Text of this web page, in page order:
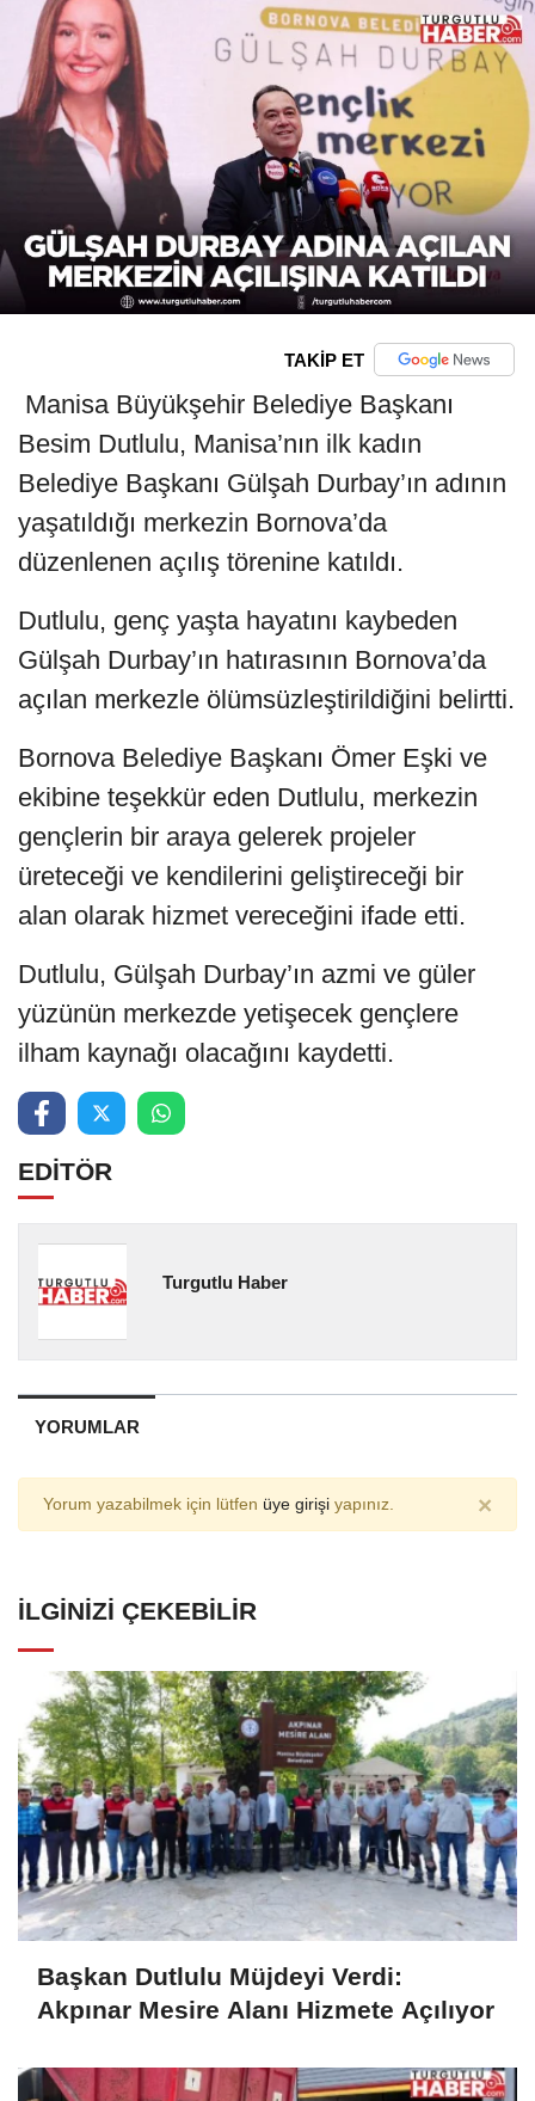
TAKİP ET
Manisa Büyükşehir Belediye Başkanı
Besim Dutlulu, Manisa’nın ilk kadın
Belediye Başkanı Gülşah Durbay’ın adının
yaşatıldığı merkezin Bornova’da
düzenlenen açılış törenine katıldı.
Dutlulu, genç yaşta hayatını kaybeden
Gülşah Durbay’ın hatırasının Bornova’da
açılan merkezle ölümsüzleştirildiğini belirtti.
Bornova Belediye Başkanı Ömer Eşki ve
ekibine teşekkür eden Dutlulu, merkezin
gençlerin bir araya gelerek projeler
üreteceği ve kendilerini geliştireceği bir
alan olarak hizmet vereceğini ifade etti.
Dutlulu, Gülşah Durbay’ın azmi ve güler
yüzünün merkezde yetişecek gençlere
ilham kaynağı olacağını kaydetti.
EDİTÖR
Turgutlu Haber
YORUMLAR
Yorum yazabilmek için lütfen üye girişi yapınız. ×
İLGINIZI ÇEKEBILIR
Başkan Dutlulu Müjdeyi Verdi:
Akpınar Mesire Alanı Hizmete Açılıyor